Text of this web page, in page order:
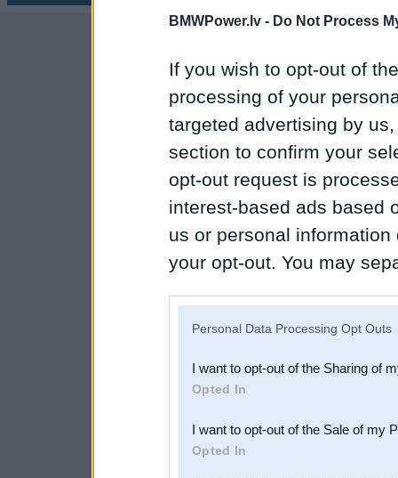
BMWPower.lv - Do Not Process
If you wish to opt-out of
processing of your
targeted advertising by
section to confirm your
opt-out request is
interest-based ads based
us or personal
your opt-out. You may
Downstream Participants
third parties.
Personal Data Processing Opt Outs
I want to opt-out of the Sharing of
Opted In
I want to opt-out of the Sale of my
Opted In